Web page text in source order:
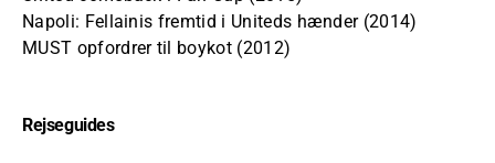
Napoli: Fellainis fremtid i Uniteds hænder (2014)
MUST opfordrer til boykot (2012)
Rejseguides